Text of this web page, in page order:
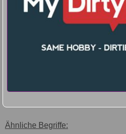
Ähnliche Begriffe: